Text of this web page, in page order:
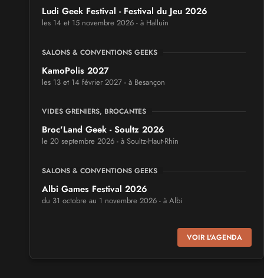
Ludi Geek Festival - Festival du Jeu 2026
les 14 et 15 novembre 2026 - à Halluin
SALONS & CONVENTIONS GEEKS
KamoPolis 2027
les 13 et 14 février 2027 - à Besançon
VIDES GRENIERS, BROCANTES
Broc'Land Geek - Soultz 2026
le 20 septembre 2026 - à Soultz-Haut-Rhin
SALONS & CONVENTIONS GEEKS
Albi Games Festival 2026
du 31 octobre au 1 novembre 2026 - à Albi
Virtual Calais - salon du jeu vidéo et des loisirs
numériques 2026
VOIR L'AGENDA